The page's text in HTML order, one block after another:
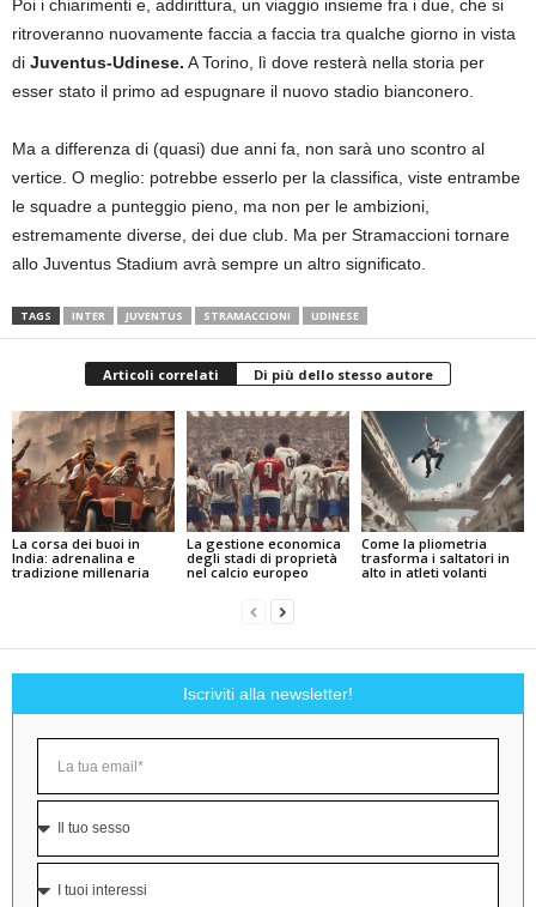
Poi i chiarimenti e, addirittura, un viaggio insieme fra i due, che si
ritroveranno nuovamente faccia a faccia tra qualche giorno in vista
di Juventus-Udinese. A Torino, lì dove resterà nella storia per
esser stato il primo ad espugnare il nuovo stadio bianconero.
Ma a differenza di (quasi) due anni fa, non sarà uno scontro al
vertice. O meglio: potrebbe esserlo per la classifica, viste entrambe
le squadre a punteggio pieno, ma non per le ambizioni,
estremamente diverse, dei due club. Ma per Stramaccioni tornare
allo Juventus Stadium avrà sempre un altro significato.
TAGS INTER JUVENTUS STRAMACCIONI UDINESE
Articoli correlati Di più dello stesso autore
La corsa dei buoi in
India: adrenalina e
tradizione millenaria
La gestione economica
degli stadi di proprietà
nel calcio europeo
Come la pliometria
trasforma i saltatori in
alto in atleti volanti
Iscriviti alla newsletter!